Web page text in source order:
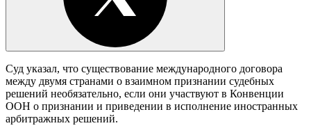
Суд указал, что существование международного договора
между двумя странами о взаимном признании судебных
решений необязательно, если они участвуют в Конвенции
ООН о признании и приведении в исполнение иностранных
арбитражных решений.